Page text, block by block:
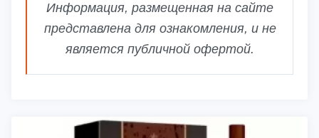
Информация, размещенная на сайте
представлена для ознакомления, и не
является публичной офертой.